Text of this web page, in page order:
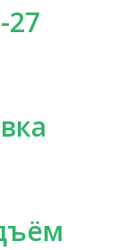
27